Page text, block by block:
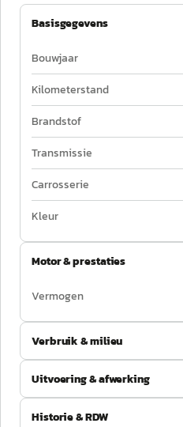
Basisgegevens
Bouwjaar
Kilometerstand
Brandstof
Transmissie
Carrosserie
Kleur
Motor & prestaties
Vermogen
Verbruik & milieu
Uitvoering & afwerking
Historie & RDW